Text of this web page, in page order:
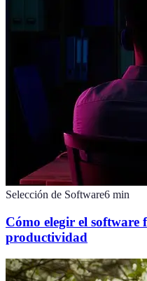
Selección de Software6 min
Cómo elegir el
productividad